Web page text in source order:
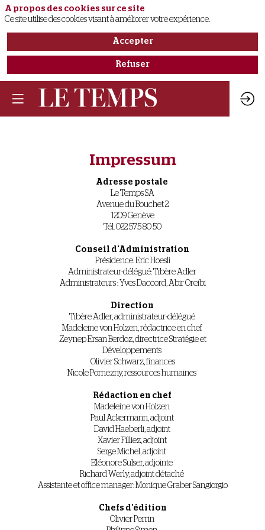
Impressum
Adresse postale
Le Temps SA
Avenue du Bouchet 2
1209 Genève
Tél. 022 575 80 50
Conseil d'Administration
Présidence: Eric Hoesli
Administrateur-délégué: Tibère Adler
Administrateurs : Yves Daccord, Abir Oreibi
Direction
Tibère Adler, administrateur-délégué
Madeleine von Holzen, rédactrice en chef
Zeynep Ersan Berdoz, directrice Stratégie et
Développements
Olivier Schwarz, finances
Nicole Pomezny, ressources humaines
Rédaction en chef
Madeleine von Holzen
Paul Ackermann, adjoint
David Haeberli, adjoint
Xavier Filliez, adjoint
Serge Michel, adjoint
Eléonore Sulser, adjointe
Richard Werly, adjoint détaché
Assistante et office manager: Monique Graber Sangiorgio
Chefs d'édition
Olivier Perrin
A propos des cookies sur ce site
Ce site utilise des cookies visant à améliorer votre expérience.
Accepter
Refuser